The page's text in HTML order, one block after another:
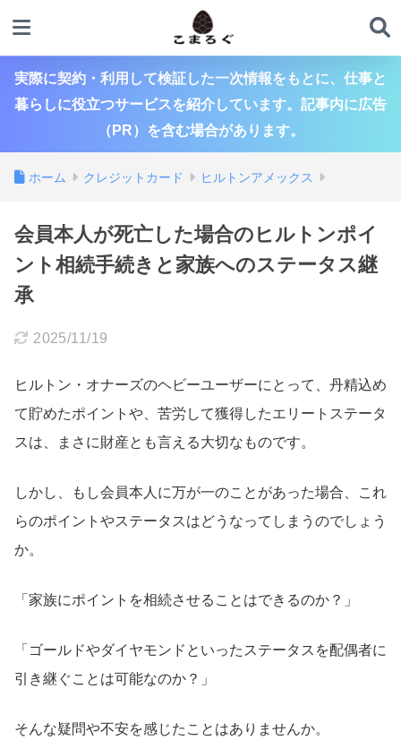
実際に契約・利用して検証した一次情報をもとに、仕事と
暮らしに役立つサービスを紹介しています。記事内に広告
（PR）を含む場合があります。
ホーム クレジットカード ヒルトンアメックス
会員本人が死亡した場合のヒルトンポイ
ント相続手続きと家族へのステータス継
承
2025/11/19
ヒルトン・オナーズのヘビーユーザーにとって、丹精込め
て貯めたポイントや、苦労して獲得したエリートステータ
スは、まさに財産とも言える大切なものです。
しかし、もし会員本人に万が一のことがあった場合、これ
らのポイントやステータスはどうなってしまうのでしょう
か。
「家族にポイントを相続させることはできるのか？」
「ゴールドやダイヤモンドといったステータスを配偶者に
引き継ぐことは可能なのか？」
そんな疑問や不安を感じたことはありませんか。